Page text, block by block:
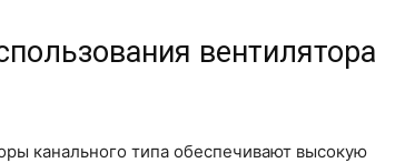
вентилятора
канального типа обеспечивают высокую